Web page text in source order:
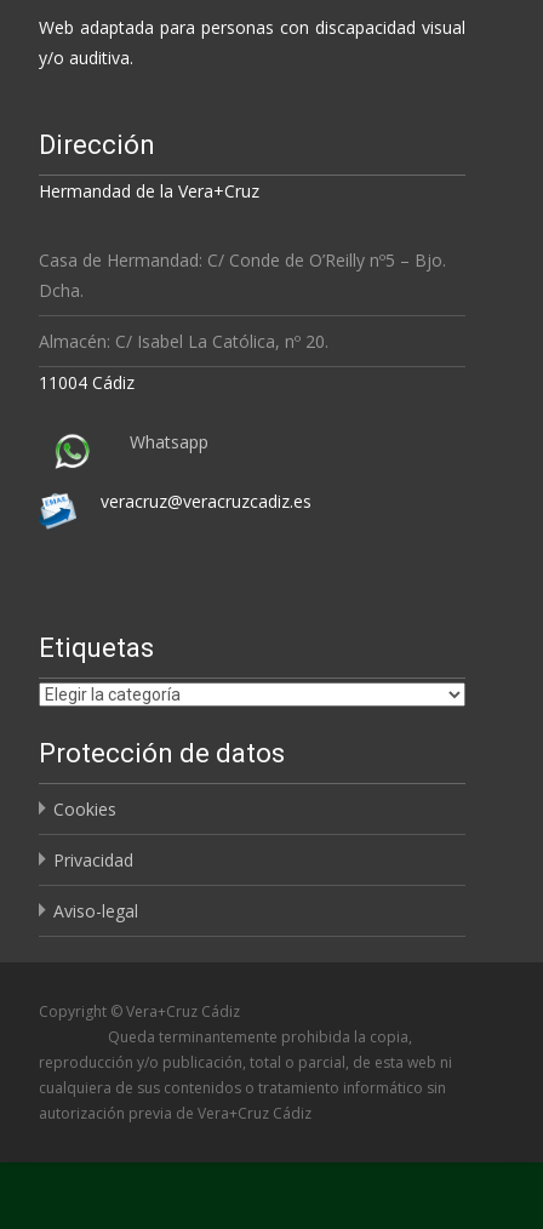
Web adaptada para personas con discapacidad visual
y/o auditiva.
Dirección
Hermandad de la Vera+Cruz
Casa de Hermandad: C/ Conde de O’Reilly nº5 – Bjo.
Dcha.
Almacén: C/ Isabel La Católica, nº 20.
11004 Cádiz
Whatsapp
veracruz@veracruzcadiz.es
Etiquetas
Etiquetas
Protección de datos
Cookies
Privacidad
Aviso-legal
Copyright © Vera+Cruz Cádiz
Queda terminantemente prohibida la copia,
reproducción y/o publicación, total o parcial, de esta web ni
cualquiera de sus contenidos o tratamiento informático sin
autorización previa de Vera+Cruz Cádiz